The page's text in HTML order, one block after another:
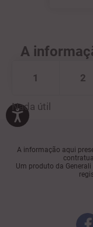
A
Nada útil
1 2
A informação aqui
Um produto da